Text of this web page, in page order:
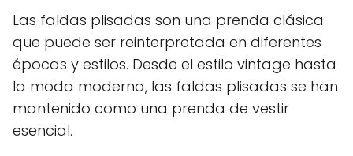
Las faldas plisadas son una prenda clásica
que puede ser reinterpretada en diferentes
épocas y estilos. Desde el estilo vintage hasta
la moda moderna, las faldas plisadas se han
mantenido como una prenda de vestir
esencial.